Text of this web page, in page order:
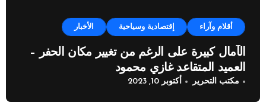
أقلام وآراء إقتصادية وسياحية الأخبار
الآمال كبيرة على الرغم من تغيير مكان الحفر –
العميد المتقاعد غازي محمود
مكتب التحرير أكتوبر 10, 2023